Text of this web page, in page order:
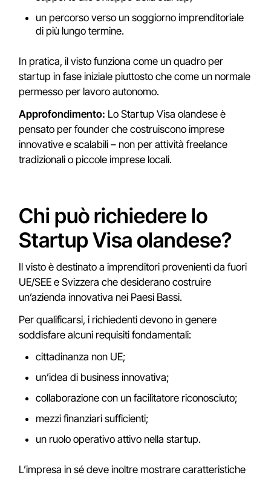
un percorso verso un soggiorno imprenditoriale
di più lungo termine.
In pratica, il visto funziona come un quadro per
startup in fase iniziale piuttosto che come un normale
permesso per lavoro autonomo.
Approfondimento: Lo Startup Visa olandese è
pensato per founder che costruiscono imprese
innovative e scalabili – non per attività freelance
tradizionali o piccole imprese locali.
Chi può richiedere lo
Startup Visa olandese?
Il visto è destinato a imprenditori provenienti da fuori
UE/SEE e Svizzera che desiderano costruire
un’azienda innovativa nei Paesi Bassi.
Per qualificarsi, i richiedenti devono in genere
soddisfare alcuni requisiti fondamentali:
cittadinanza non UE;
un’idea di business innovativa;
collaborazione con un facilitatore riconosciuto;
mezzi finanziari sufficienti;
un ruolo operativo attivo nella startup.
L’impresa in sé deve inoltre mostrare caratteristiche